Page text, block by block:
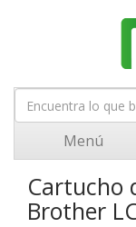
Menú
Cartucho
Brother